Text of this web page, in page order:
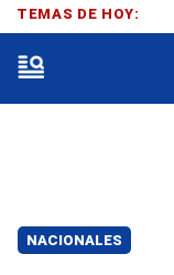
NACIONALES
TEMAS DE HOY: